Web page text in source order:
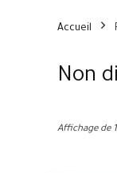
Accueil
Non
Affichage de